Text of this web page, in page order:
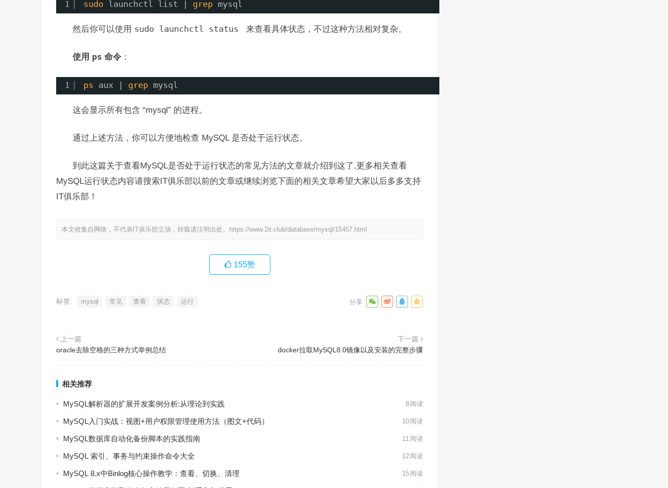
1 sudo launchctl list | grep mysql
然后你可以使用 sudo launchctl status 来查看具体状态，不过这种方法相对复杂。
使用 ps 命令 ：
1 ps aux | grep mysql
这会显示所有包含 “mysql” 的进程。
通过上述方法，你可以方便地检查 MySQL 是否处于运行状态。
到此这篇关于查看MySQL是否处于运行状态的常见方法的文章就介绍到这了,更多相关查看
MySQL运行状态内容请搜索IT俱乐部以前的文章或继续浏览下面的相关文章希望大家以后多多支持
IT俱乐部！
本文收集自网络，不代表IT俱乐部立场，转载请注明出处。 https://www.2it.club/database/mysql/15457.html
155赞
标签: mysql 常见 查看 状态 运行
上一篇
oracle去除空格的三种方式举例总结
下一篇
docker拉取MySQL8.0镜像以及安装的完整步骤
相关推荐
MySQL解析器的扩展开发案例分析:从理论到实践 8 阅读
MySQL入门实战：视图+用户权限管理使用方法（图文+代码） 10 阅读
MySQL数据库自动化备份脚本的实践指南 11 阅读
MySQL 索引、事务与约束操作命令大全 12 阅读
MySQL 8.x中Binlog核心操作教学：查看、切换、清理 15 阅读